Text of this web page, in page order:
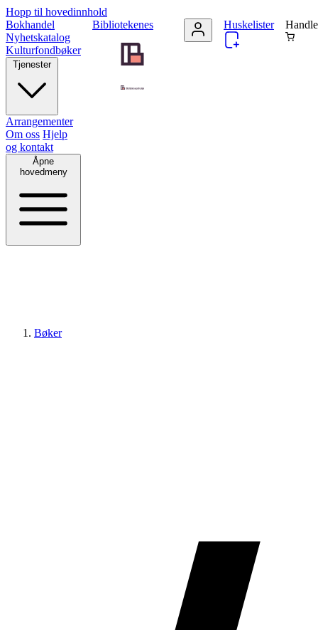
Hopp til hovedinnhold
Bibliotekenes
Bokhandel
Nyhetskatalog
Kulturfondbøker
Tjenester
Arrangementer
Om oss Hjelp
og kontakt
Åpne
hovedmeny
Huskelister
Bøker